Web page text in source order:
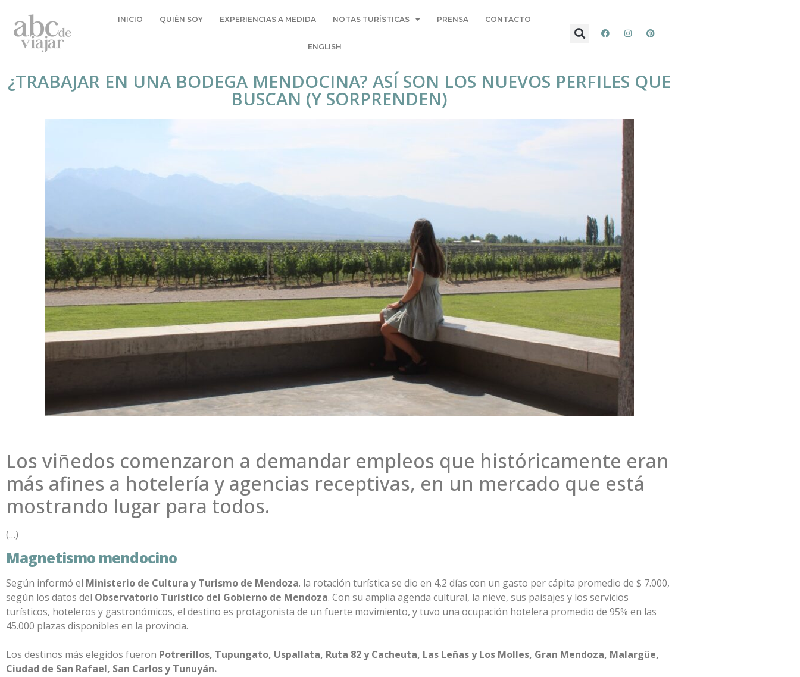
INICIO QUIÉN SOY EXPERIENCIAS A MEDIDA NOTAS TURÍSTICAS PRENSA CONTACTO
ENGLISH
¿TRABAJAR EN UNA BODEGA MENDOCINA? ASÍ SON LOS NUEVOS PERFILES QUE
BUSCAN (Y SORPRENDEN)
Los viñedos comenzaron a demandar empleos que históricamente eran
más afines a hotelería y agencias receptivas, en un mercado que está
mostrando lugar para todos.
(…)
Magnetismo mendocino
Según informó el Ministerio de Cultura y Turismo de Mendoza. la rotación turística se dio en 4,2 días con un gasto per cápita promedio de $ 7.000,
según los datos del Observatorio Turístico del Gobierno de Mendoza. Con su amplia agenda cultural, la nieve, sus paisajes y los servicios
turísticos, hoteleros y gastronómicos, el destino es protagonista de un fuerte movimiento, y tuvo una ocupación hotelera promedio de 95% en las
45.000 plazas disponibles en la provincia.
Los destinos más elegidos fueron Potrerillos, Tupungato, Uspallata, Ruta 82 y Cacheuta, Las Leñas y Los Molles, Gran Mendoza, Malargüe,
Ciudad de San Rafael, San Carlos y Tunuyán.